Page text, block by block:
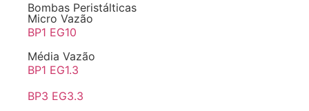
Bombas Peristálticas
Micro Vazão
BP1 EG10
Média Vazão
BP1 EG1.3
BP3 EG3.3